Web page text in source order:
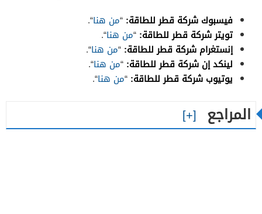
فيسبوك شركة قطر للطاقة: “من هنا“.
تويتر شركة قطر للطاقة: “من هنا“.
إنستغرام شركة قطر للطاقة: “من هنا“.
لينكد إن شركة قطر للطاقة: “من هنا“.
يوتيوب شركة قطر للطاقة: “من هنا“.
المراجع